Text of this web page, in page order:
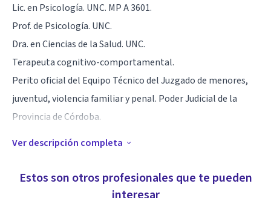
Lic. en Psicología. UNC. MP A 3601.
Prof. de Psicología. UNC.
Dra. en Ciencias de la Salud. UNC.
Terapeuta cognitivo-comportamental.
Perito oficial del Equipo Técnico del Juzgado de menores,
juventud, violencia familiar y penal. Poder Judicial de la
Provincia de Córdoba.
Especialidad
trastornos de ansiedad, trastornos obsesivo-compulsivos,
Ver descripción completa
Estos son otros profesionales que te pueden